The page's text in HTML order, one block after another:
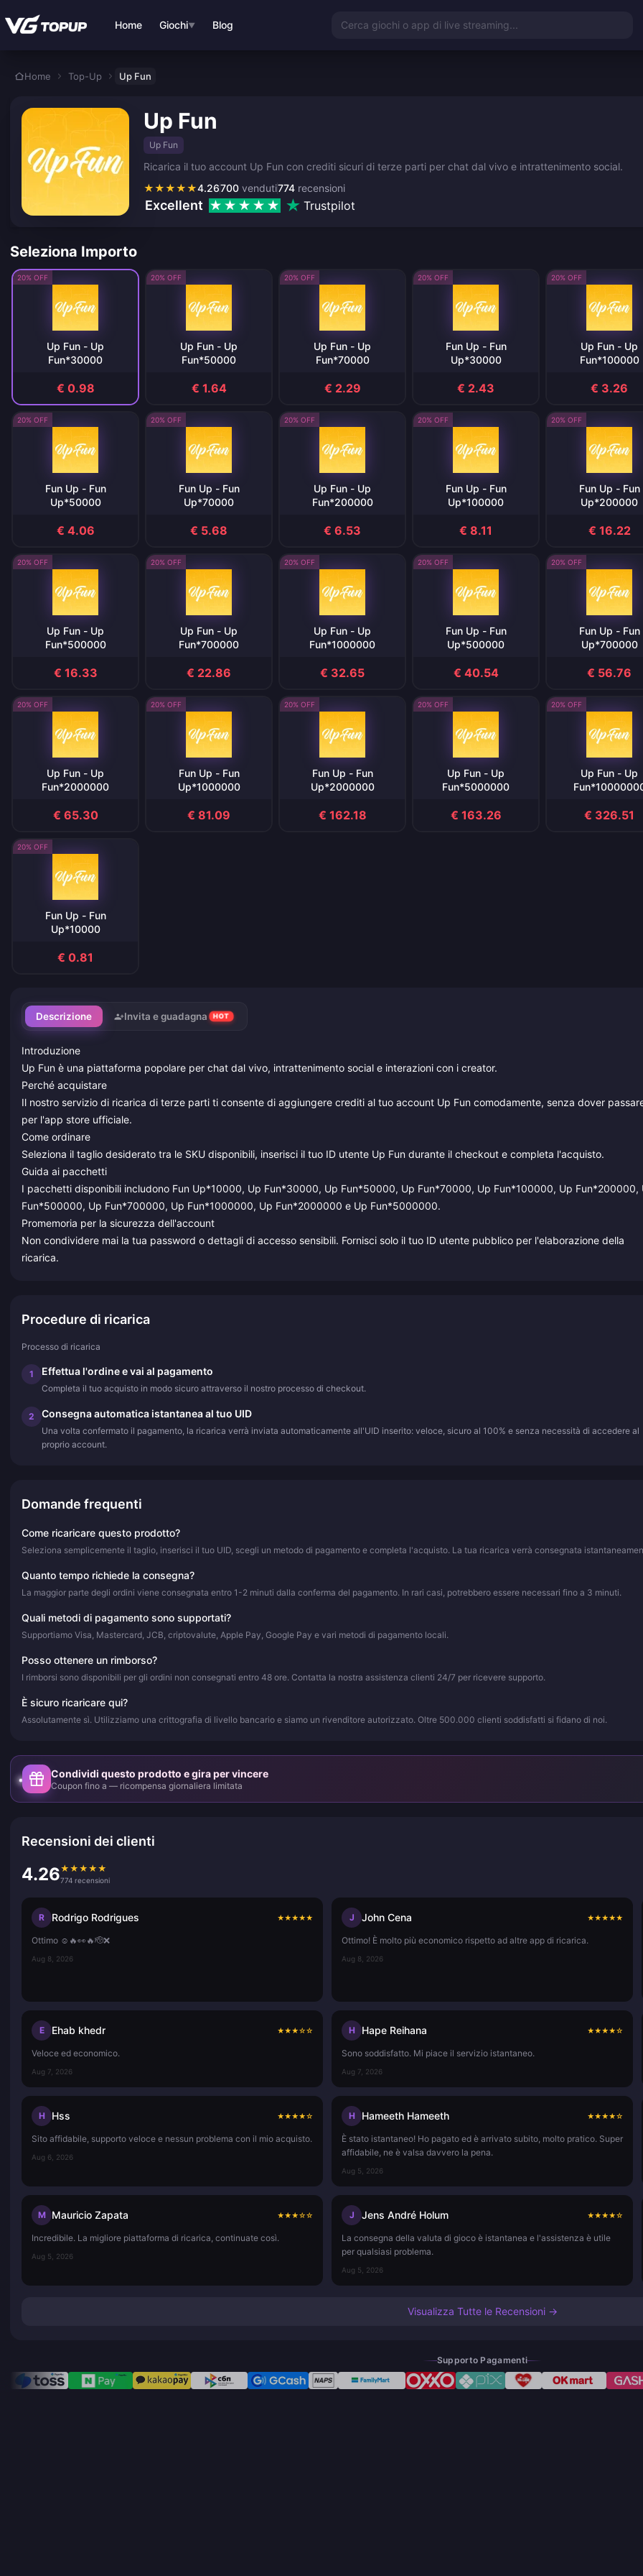
Home Giochi▼ Blog Cerca giochi o app di live streaming...
Home Top-Up Up Fun
Up Fun
Up Fun
Ricarica il tuo account Up Fun con crediti sicuri di terze parti per chat dal vivo e intrattenimento social.
★★★★★4.26 774 recensioni
700 venduti
Excellent Trustpilot
Seleziona Importo
20% OFF
Up Fun - Up
Fun*30000
€ 0.98
20% OFF
Up Fun - Up
Fun*50000
€ 1.64
20% OFF
Up Fun - Up
Fun*70000
€ 2.29
20% OFF
Fun Up - Fun
Up*30000
€ 2.43
20% OFF
Up Fun - Up
Fun*100000
€ 3.26
20% OFF
Fun Up - Fun
Up*50000
€ 4.06
20% OFF
Fun Up - Fun
Up*70000
€ 5.68
20% OFF
Up Fun - Up
Fun*200000
€ 6.53
20% OFF
Fun Up - Fun
Up*100000
€ 8.11
20% OFF
Fun Up - Fun
Up*200000
€ 16.22
20% OFF
Up Fun - Up
Fun*500000
€ 16.33
20% OFF
Up Fun - Up
Fun*700000
€ 22.86
20% OFF
Up Fun - Up
Fun*1000000
€ 32.65
20% OFF
Fun Up - Fun
Up*500000
€ 40.54
20% OFF
Fun Up - Fun
Up*700000
€ 56.76
20% OFF
Up Fun - Up
Fun*2000000
€ 65.30
20% OFF
Fun Up - Fun
Up*1000000
€ 81.09
20% OFF
Fun Up - Fun
Up*2000000
€ 162.18
20% OFF
Up Fun - Up
Fun*5000000
€ 163.26
20% OFF
Up Fun - Up
€ 326.51
20% OFF
Fun Up - Fun
Up*10000
€ 0.81
Descrizione Invita e guadagna HOT
Introduzione
Up Fun è una piattaforma popolare per chat dal vivo, intrattenimento social e interazioni con i creator.
Perché acquistare
Il nostro servizio di ricarica di terze parti ti consente di aggiungere crediti al tuo account Up Fun comodamente, senza dover
per l'app store ufficiale.
Come ordinare
Seleziona il taglio desiderato tra le SKU disponibili, inserisci il tuo ID utente Up Fun durante il checkout e completa l'acquisto.
Guida ai pacchetti
I pacchetti disponibili includono Fun Up*10000, Up Fun*30000, Up Fun*50000, Up Fun*70000, Up Fun*100000, Up Fun*200000,
Fun*500000, Up Fun*700000, Up Fun*1000000, Up Fun*2000000 e Up Fun*5000000.
Promemoria per la sicurezza dell'account
Non condividere mai la tua password o dettagli di accesso sensibili. Fornisci solo il tuo ID utente pubblico per l'elaborazione della
ricarica.
Procedure di ricarica
Processo di ricarica
1 Effettua l'ordine e vai al pagamento
Completa il tuo acquisto in modo sicuro attraverso il nostro processo di checkout.
2 Consegna automatica istantanea al tuo UID
Una volta confermato il pagamento, la ricarica verrà inviata automaticamente all'UID inserito: veloce, sicuro al 100% e senza necessità di accedere al
proprio account.
Domande frequenti
Come ricaricare questo prodotto?
Seleziona semplicemente il taglio, inserisci il tuo UID, scegli un metodo di pagamento e completa l'acquisto. La tua ricarica verrà consegnata
Quanto tempo richiede la consegna?
La maggior parte degli ordini viene consegnata entro 1-2 minuti dalla conferma del pagamento. In rari casi, potrebbero essere necessari fino a 3 minuti.
Quali metodi di pagamento sono supportati?
Supportiamo Visa, Mastercard, JCB, criptovalute, Apple Pay, Google Pay e vari metodi di pagamento locali.
Posso ottenere un rimborso?
I rimborsi sono disponibili per gli ordini non consegnati entro 48 ore. Contatta la nostra assistenza clienti 24/7 per ricevere supporto.
È sicuro ricaricare qui?
Assolutamente sì. Utilizziamo una crittografia di livello bancario e siamo un rivenditore autorizzato. Oltre 500.000 clienti soddisfatti si fidano di noi.
Condividi questo prodotto e gira per vincere
Coupon fino a — ricompensa giornaliera limitata
Recensioni dei clienti
4.26★ ★ ★ ★ ★
774 recensioni
R Rodrigo Rodrigues ★★★★★
Ottimo ☺️🔥👀🔥🫡❌
Aug 8, 2026
J John Cena ★★★★★
Ottimo! È molto più economico rispetto ad altre app di ricarica.
Aug 8, 2026
E Ehab khedr ★★★☆☆
Veloce ed economico.
Aug 7, 2026
H Hape Reihana ★★★★☆
Sono soddisfatto. Mi piace il servizio istantaneo.
Aug 7, 2026
H Hss ★★★★☆
Sito affidabile, supporto veloce e nessun problema con il mio acquisto.
Aug 6, 2026
H Hameeth Hameeth ★★★★☆
È stato istantaneo! Ho pagato ed è arrivato subito, molto pratico. Super
affidabile, ne è valsa davvero la pena.
Aug 5, 2026
M Mauricio Zapata ★★★☆☆
Incredibile. La migliore piattaforma di ricarica, continuate così.
Aug 5, 2026
J Jens André Holum ★★★★☆
La consegna della valuta di gioco è istantanea e l'assistenza è utile
per qualsiasi problema.
Aug 5, 2026
Visualizza Tutte le Recensioni →
Supporto Pagamenti